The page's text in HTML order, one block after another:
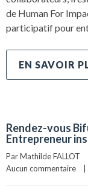
de Human For
participatif pour
EN SAVOIR
Rendez-vous
Entrepreneur
Par Mathilde FALLOT
Aucun commentaire